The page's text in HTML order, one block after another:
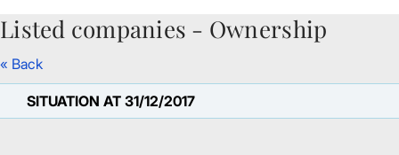
Skip to Main Content
Listed companies - Ownership
« Back
SITUATION AT 31/12/2017